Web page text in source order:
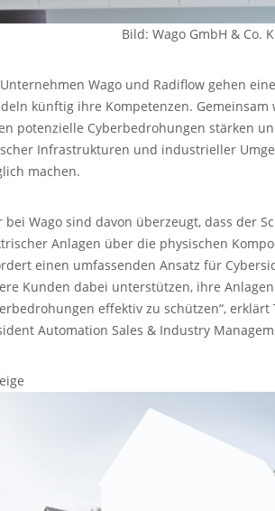
Bild: Wago GmbH & Co.
Wago und Radiflow gehen
künftig ihre Kompetenzen. Gemeinsam
potenzielle Cyberbedrohungen stärken
Infrastrukturen und industrieller
machen.
bei Wago sind davon überzeugt, dass der
Anlagen über die physischen
einen umfassenden Ansatz für
Kunden dabei unterstützen, ihre
effektiv zu schützen“, erklärt
Automation Sales & Industry